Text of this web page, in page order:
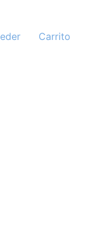
Carrito